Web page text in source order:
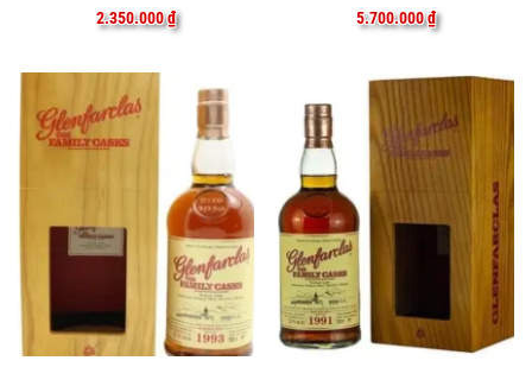
2.350.000₫ 5.700.000₫